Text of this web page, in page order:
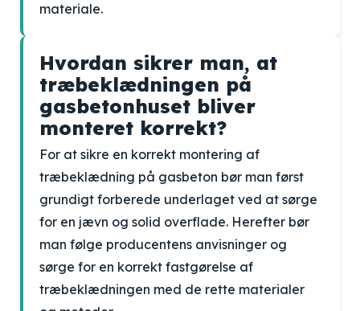
materiale.
Hvordan sikrer man, at
træbeklædningen på
gasbetonhuset bliver
monteret korrekt?
For at sikre en korrekt montering af
træbeklædning på gasbeton bør man først
grundigt forberede underlaget ved at sørge
for en jævn og solid overflade. Herefter bør
man følge producentens anvisninger og
sørge for en korrekt fastgørelse af
træbeklædningen med de rette materialer